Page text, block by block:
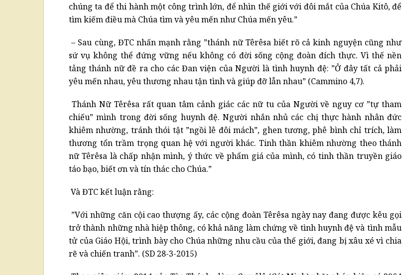
chúng ta để thi hành một công trình lớn, để nhìn thế giới với đôi mắt của Chúa Kitô, để
tìm kiếm điều mà Chúa tìm và yêu mến như Chúa mến yêu.”
– Sau cùng, ĐTC nhấn mạnh rằng ”thánh nữ Têrêsa biết rõ cả kinh nguyện cũng như
sứ vụ không thể đứng vững nếu không có đời sống cộng đoàn đích thực. Vì thế nền
tảng thánh nữ đề ra cho các Đan viện của Người là tình huynh đệ: ”Ở đây tất cả phải
yêu mến nhau, yêu thương nhau tận tình và giúp đỡ lẫn nhau” (Cammino 4,7).
Thánh Nữ Têrêsa rất quan tâm cảnh giác các nữ tu của Người về nguy cơ ”tự tham
chiếu” mình trong đời sống huynh đệ. Người nhắn nhủ các chị thực hành nhân đức
khiêm nhường, tránh thói tật ”ngồi lê đôi mách”, ghen tương, phê bình chỉ trích, làm
thương tổn trầm trọng quan hệ với người khác. Tinh thần khiêm nhường theo thánh
nữ Têrêsa là chấp nhận mình, ý thức về phẩm giá của mình, có tinh thần truyền giáo
táo bạo, biết ơn và tín thác cho Chúa.”
Và ĐTC kết luận rằng:
”Với những căn cội cao thượng ấy, các cộng đoàn Têrêsa ngày nay đang được kêu gọi
trở thành những nhà hiệp thông, có khả năng làm chứng về tình huynh đệ và tình mẫu
tử của Giáo Hội, trình bày cho Chúa những nhu cầu của thế giới, đang bị xâu xé vì chia
rẽ và chiến tranh”. (SD 28-3-2015)